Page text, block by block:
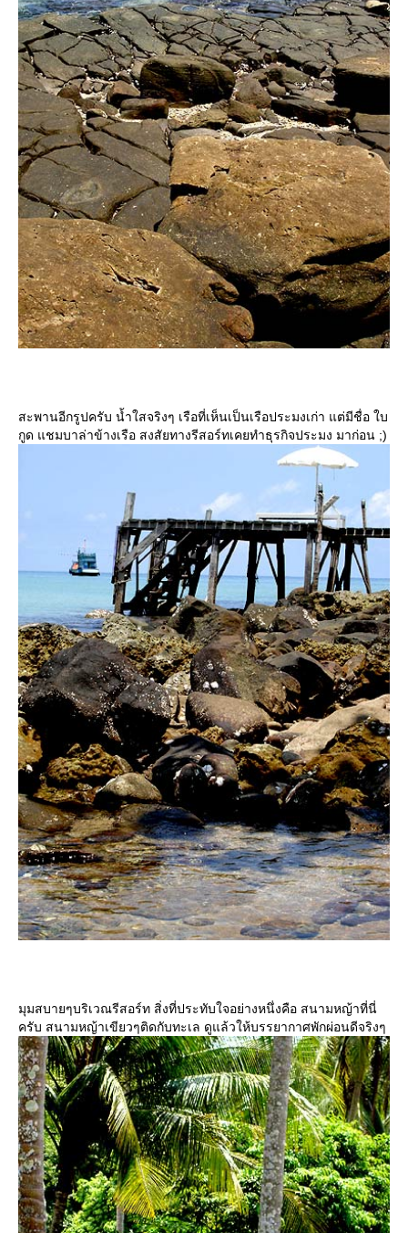
สะพานอีกรูปครับ น้ำใสจริงๆ เรือที่เห็นเป็นเรือประมงเก่า แต่มีชื่อ ใบ
กูด แชมบาล่าข้างเรือ สงสัยทางรีสอร์ทเคยทำธุรกิจประมง มาก่อน ;)
มุมสบายๆบริเวณรีสอร์ท สิ่งที่ประทับใจอย่างหนึ่งคือ สนามหญ้าที่นี่
ครับ สนามหญ้าเขียวๆติดกับทะเล ดูแล้วให้บรรยากาศพักผ่อนดีจริงๆ